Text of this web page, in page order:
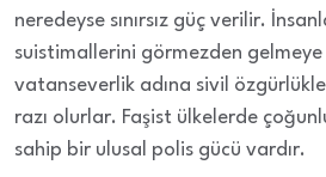
neredeyse sınırsız güç verilir.
suistimallerini görmezden
vatanseverlik adına sivil
razı olurlar. Faşist ülkelerde
sahip bir ulusal polis gücü vardır.